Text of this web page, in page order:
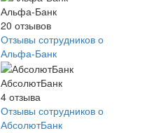
Альфа-Банк
20 отзывов
Отзывы сотрудников о
Альфа-Банк
АбсолютБанк
4 отзыва
Отзывы сотрудников о
АбсолютБанк